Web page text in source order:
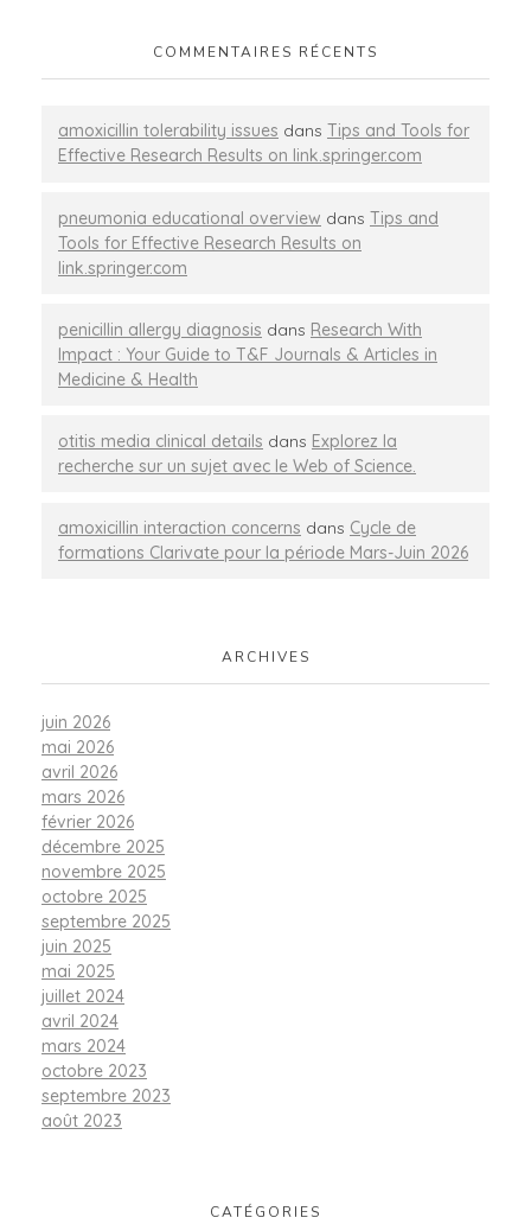
COMMENTAIRES RÉCENTS
amoxicillin tolerability issues dans Tips and Tools for
Effective Research Results on link.springer.com
pneumonia educational overview dans Tips and
Tools for Effective Research Results on
link.springer.com
penicillin allergy diagnosis dans Research With
Impact : Your Guide to T&F Journals & Articles in
Medicine & Health
otitis media clinical details dans Explorez la
recherche sur un sujet avec le Web of Science.
amoxicillin interaction concerns dans Cycle de
formations Clarivate pour la période Mars-Juin 2026
ARCHIVES
juin 2026
mai 2026
avril 2026
mars 2026
février 2026
décembre 2025
novembre 2025
octobre 2025
septembre 2025
juin 2025
mai 2025
juillet 2024
avril 2024
mars 2024
octobre 2023
septembre 2023
août 2023
CATÉGORIES